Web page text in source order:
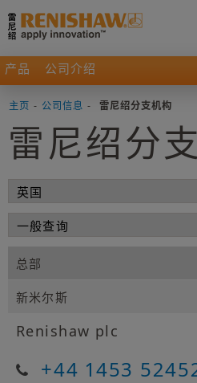
产品 公司介绍
主页 - 公司信息 - 雷尼绍分支机构
雷尼绍分
总部
新米尔斯
Renishaw plc
+44 1453